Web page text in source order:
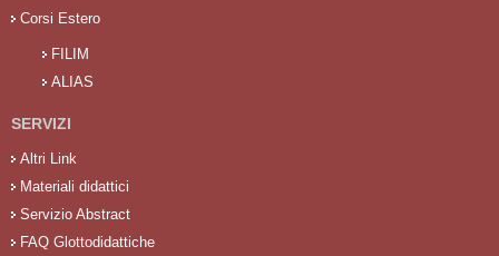
Corsi Estero
FILIM
ALIAS
SERVIZI
Altri Link
Materiali didattici
Servizio Abstract
FAQ Glottodidattiche